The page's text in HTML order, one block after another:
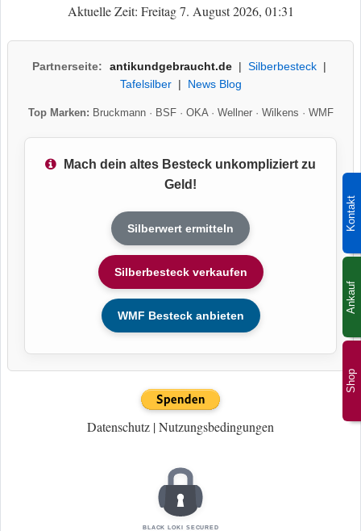
Shop
Kontakt
Ankauf
Aktuelle Zeit: Freitag 7. August 2026, 01:31
Partnerseite: antikundgebraucht.de| Silberbesteck|
Tafelsilber| News Blog
Top Marken: Bruckmann· BSF· OKA· Wellner· Wilkens · WMF
Mach dein altes Besteck unkompliziert zu
Geld!
Silberwert ermitteln
Silberbesteck verkaufen
WMF Besteck anbieten
Datenschutz |Nutzungsbedingungen
BLACK LOKI SECURED